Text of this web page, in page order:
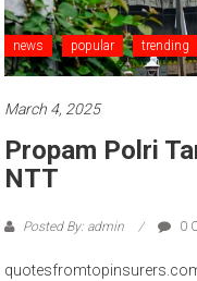
news popular trending
March 4, 2025
Propam Polri
NTT
Posted By: admin 0